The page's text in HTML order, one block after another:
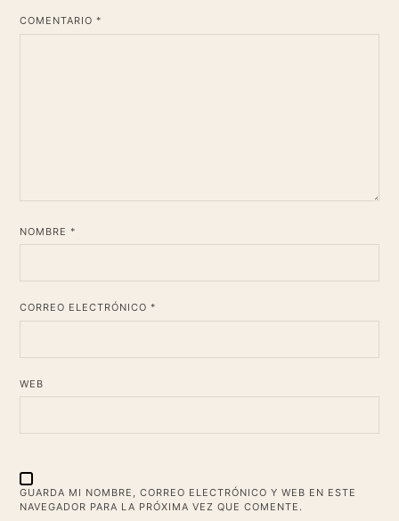
COMENTARIO *
NOMBRE *
CORREO ELECTRÓNICO *
WEB
GUARDA MI NOMBRE, CORREO ELECTRÓNICO Y WEB EN ESTE
NAVEGADOR PARA LA PRÓXIMA VEZ QUE COMENTE.